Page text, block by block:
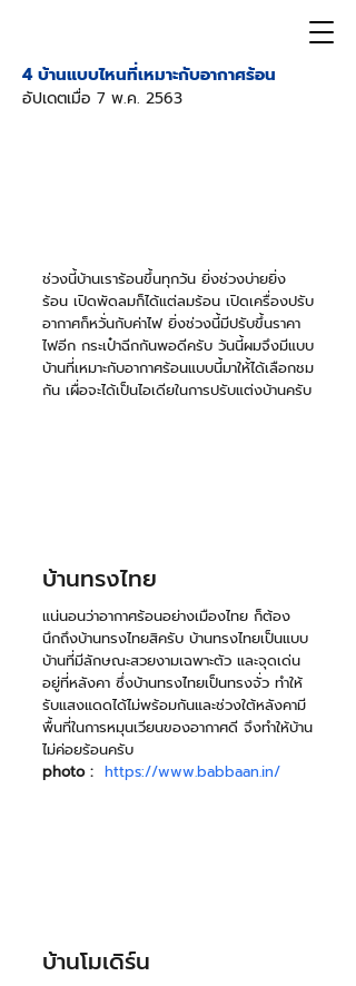
4 บ้านแบบไหนที่เหมาะกับอากาศร้อน
อัปเดตเมื่อ 7 พ.ค. 2563
ช่วงนี้บ้านเราร้อนขึ้นทุกวัน ยิ่งช่วงบ่ายยิ่ง
ร้อน เปิดพัดลมก็ได้แต่ลมร้อน เปิดเครื่องปรับ
อากาศก็หวั่นกับค่าไฟ ยิ่งช่วงนี้มีปรับขึ้นราคา
ไฟอีก กระเป๋าฉีกกันพอดีครับ วันนี้ผมจึงมีแบบ
บ้านที่เหมาะกับอากาศร้อนแบบนี้มาให้้ได้เลือกชม
กัน เผื่อจะได้เป็นไอเดียในการปรับแต่งบ้านครับ
บ้านทรงไทย
แน่นอนว่าอากาศร้อนอย่างเมืองไทย ก็ต้อง
นึกถึงบ้านทรงไทยสิครับ บ้านทรงไทยเป็นแบบ
บ้านที่มีลักษณะสวยงามเฉพาะตัว และจุดเด่น
อยู่ที่หลังคา ซึ่งบ้านทรงไทยเป็นทรงจั่ว ทำให้
รับแสงแดดได้ไม่พร้อมกันและช่วงใต้หลังคามี
พื้นที่ในการหมุนเวียนของอากาศดี จึงทำให้บ้าน
ไม่ค่อยร้อนครับ
photo : https://www.babbaan.in/
บ้านโมเดิร์น